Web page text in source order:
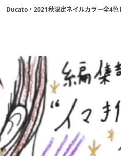
Ducato・2021秋限定ネイルカラー全4色